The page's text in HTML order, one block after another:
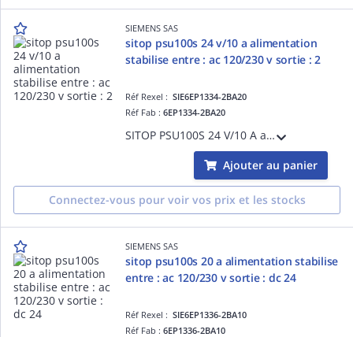
SIEMENS SAS
sitop psu100s 24 v/10 a alimentation
stabilise entre : ac 120/230 v sortie : 2
Réf Rexel :SIE6EP1334-2BA20
Réf Fab :6EP1334-2BA20
SITOP PSU100S 24 V/10 A alimentation stabilise entre : AC 120/230 V sortie : 24 V DC/10 A
Ajouter au panier
Connectez-vous pour voir vos prix et les stocks
SIEMENS SAS
sitop psu100s 20 a alimentation stabilise
entre : ac 120/230 v sortie : dc 24
Réf Rexel :SIE6EP1336-2BA10
Réf Fab :6EP1336-2BA10